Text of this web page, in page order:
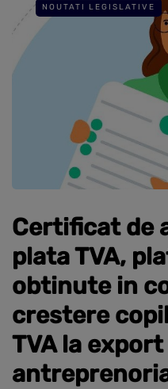
NOUTATI LEGISLATIVE
Certificat de
plata TVA,
obtinute in
crestere
TVA la